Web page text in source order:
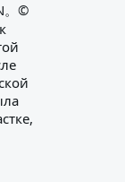
。©